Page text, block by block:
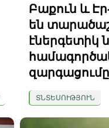
Բաքուն և
են
էներգետիկ
զարգացումը
ՏՆՏԵՍՈՒԹՅՈՒՆ